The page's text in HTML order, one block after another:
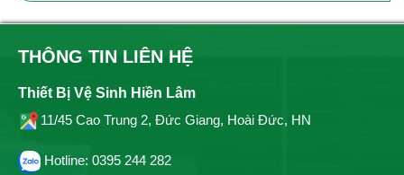
THÔNG TIN LIÊN HỆ
Thiết Bị Vệ Sinh Hiền Lâm
11/45 Cao Trung 2, Đức Giang, Hoài Đức, HN
Hotline: 0395 244 282